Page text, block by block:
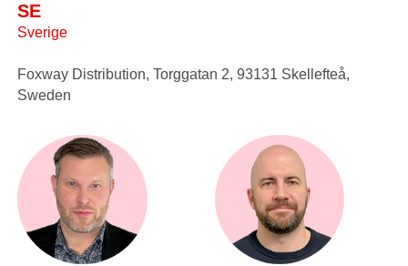
SE
Sverige
Foxway Distribution, Torggatan 2, 93131 Skellefteå,
Sweden